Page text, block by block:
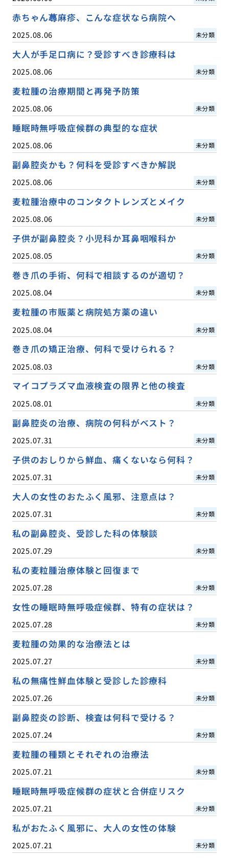
赤ちゃん蕁麻疹、こんな症状なら病院へ
2025.08.06 未分類
大人が手足口病に？受診すべき診療科は
2025.08.06 未分類
麦粒腫の治療期間と再発予防策
2025.08.06 未分類
睡眠時無呼吸症候群の典型的な症状
2025.08.06 未分類
副鼻腔炎かも？何科を受診すべきか解説
2025.08.06 未分類
麦粒腫治療中のコンタクトレンズとメイク
2025.08.06 未分類
子供が副鼻腔炎？小児科か耳鼻咽喉科か
2025.08.05 未分類
巻き爪の手術、何科で相談するのが適切？
2025.08.04 未分類
麦粒腫の市販薬と病院処方薬の違い
2025.08.04 未分類
巻き爪の矯正治療、何科で受けられる？
2025.08.03 未分類
マイコプラズマ血液検査の限界と他の検査
2025.08.01 未分類
副鼻腔炎の治療、病院の何科がベスト？
2025.07.31 未分類
子供のおしりから鮮血、痛くないなら何科？
2025.07.31 未分類
大人の女性のおたふく風邪、注意点は？
2025.07.31 未分類
私の副鼻腔炎、受診した科の体験談
2025.07.29 未分類
私の麦粒腫治療体験と回復まで
2025.07.28 未分類
女性の睡眠時無呼吸症候群、特有の症状は？
2025.07.28 未分類
麦粒腫の効果的な治療法とは
2025.07.27 未分類
私の無痛性鮮血体験と受診した診療科
2025.07.26 未分類
副鼻腔炎の診断、検査は何科で受ける？
2025.07.24 未分類
麦粒腫の種類とそれぞれの治療法
2025.07.21 未分類
睡眠時無呼吸症候群の症状と合併症リスク
2025.07.21 未分類
私がおたふく風邪に、大人の女性の体験
2025.07.21 未分類